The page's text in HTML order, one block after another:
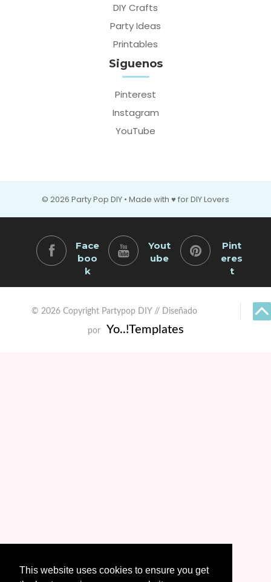
This website uses cookies to ensure you get
DIY Crafts
Party Ideas
Printables
Siguenos
Pinterest
Instagram
YouTube
© 2026 Party Pop DIY • Made with ♥ for DIY Lovers
Face
boo
k
Yout
ube
Pint
eres
t
© 2026 Copyright Partypop DIY // Diseñado
por Yo..!Templates